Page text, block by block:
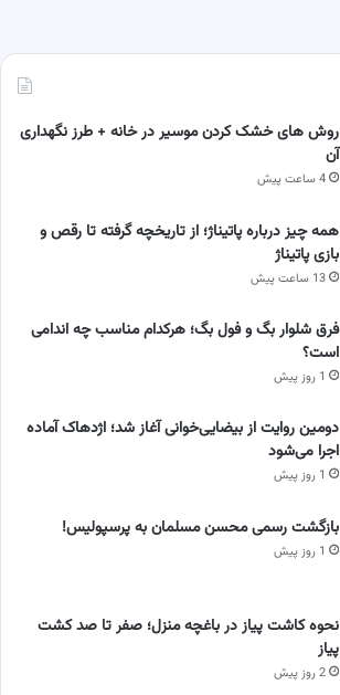
روش های خشک کردن موسیر در خانه + طرز نگهداری
آن
4 ساعت پیش
همه چیز درباره پاتیناژ؛ از تاریخچه گرفته تا رقص و
بازی پاتیناژ
13 ساعت پیش
فرق شلوار بگ و فول بگ؛ هرکدام مناسب چه اندامی
است؟
1 روز پیش
دومین روایت از بیضایی‌خوانی آغاز شد؛ اژدهاک آماده
اجرا می‌شود
1 روز پیش
بازگشت رسمی محسن مسلمان به پرسپولیس!
1 روز پیش
نحوه کاشت پیاز در باغچه منزل؛ صفر تا صد کشت
پیاز
2 روز پیش